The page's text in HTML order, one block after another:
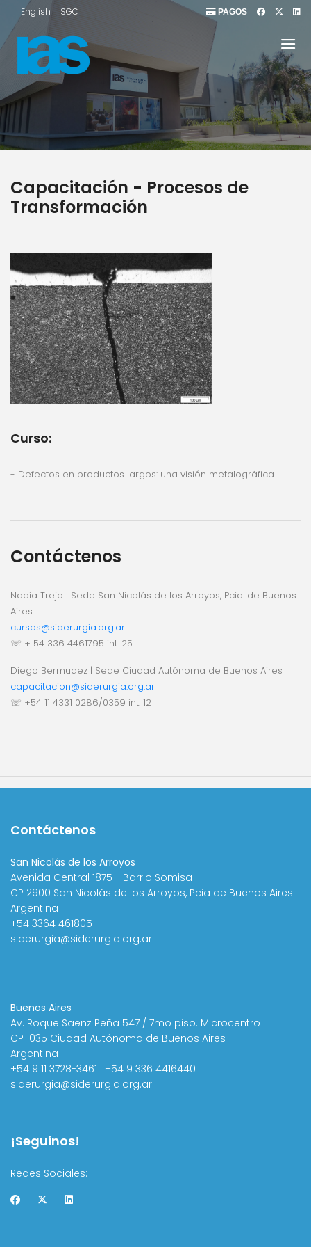
English SGC PAGOS
Capacitación - Procesos de
Transformación
Curso:
- Defectos en productos largos: una visión metalográfica.
Contáctenos
Nadia Trejo | Sede San Nicolás de los Arroyos, Pcia. de Buenos
Aires
cursos@siderurgia.org.ar
☏ + 54 336 4461795 int. 25
Diego Bermudez | Sede Ciudad Autónoma de Buenos Aires
capacitacion@siderurgia.org.ar
☏ +54 11 4331 0286/0359 int. 12
Contáctenos
San Nicolás de los Arroyos
Avenida Central 1875 - Barrio Somisa
CP 2900 San Nicolás de los Arroyos, Pcia de Buenos Aires
Argentina
+54 3364 461805
siderurgia@siderurgia.org.ar
Buenos Aires
Av. Roque Saenz Peña 547 / 7mo piso. Microcentro
CP 1035 Ciudad Autónoma de Buenos Aires
Argentina
+54 9 11 3728-3461 | +54 9 336 4416440
siderurgia@siderurgia.org.ar
¡Seguinos!
Redes Sociales: